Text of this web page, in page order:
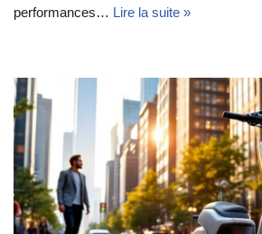
performances… Lire la suite »